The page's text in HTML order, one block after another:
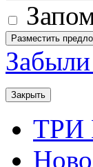
Закрыть
ТРИ